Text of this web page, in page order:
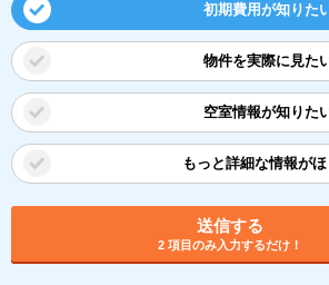
初期費用が知りた
物件を実際に見た
空室情報が知りた
もっと詳細な情報が
送信する
2 項目のみ入力するだけ！